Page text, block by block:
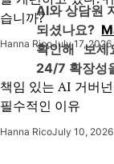
AI와 상담원
되셨나요?
확인해 보
24/7 확장성
습니까?
Hanna RicoJuly 17, 2026
책임 있는 AI 거버
필수적인 이유
Hanna RicoJuly 10, 2026